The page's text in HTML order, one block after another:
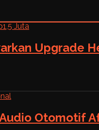
Upgrade
Audio Otomotif